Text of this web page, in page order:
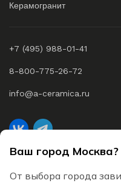
Ваш город Москва?
От выбора города
Керамогранит
+7 (495) 988-01-41
8-800-775-26-72
info@a-ceramica.ru
Согласие на обработку